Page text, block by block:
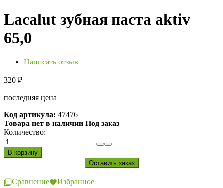
Lacalut зубная паста aktiv
65,0
Написать отзыв
320 ₽
последняя цена
Код артикула: 47476
Товара нет в наличии Под заказ
Количество:
Сравнение Избранное